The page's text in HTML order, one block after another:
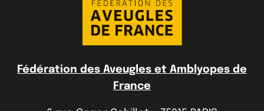
Fédération des Aveugles et Amblyopes de
France